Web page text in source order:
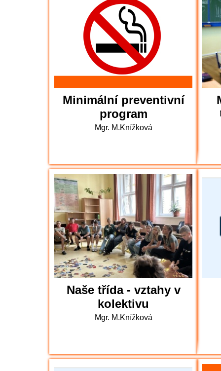
Minimální preventivní
program
Mgr. M.Knížková
Naše třída - vztahy v
kolektivu
Mgr. M.Knížková